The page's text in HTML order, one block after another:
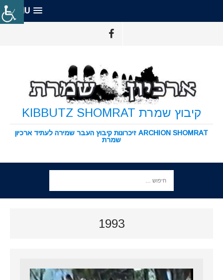
MENU
קיבוץ שמרת KIBBUTZ SHOMRAT
ARCHION SHOMRAT זיכרונות קיבוץ העבר שמירה לעתיד ארכיון
שמרת
1993